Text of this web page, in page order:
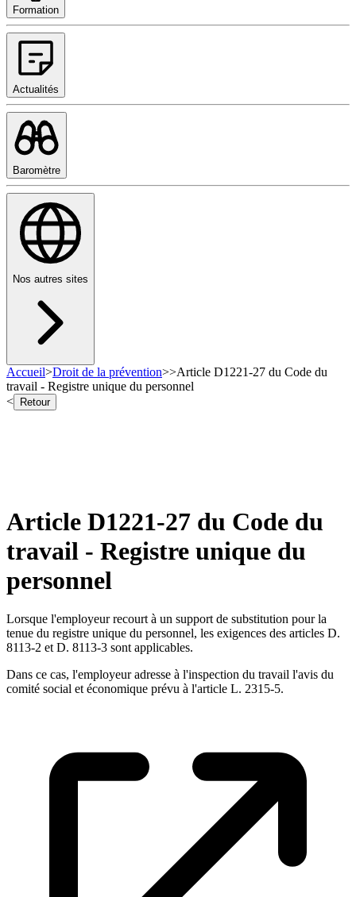
Formation
Actualités
Baromètre
Nos autres sites
Accueil>Droit de la prévention>>Article D1221-27 du Code du
travail - Registre unique du personnel
<
Retour
Article D1221-27 du Code du
travail - Registre unique du
personnel
Lorsque l'employeur recourt à un support de substitution pour la
tenue du registre unique du personnel, les exigences des articles D.
8113-2 et D. 8113-3 sont applicables.
Dans ce cas, l'employeur adresse à l'inspection du travail l'avis du
comité social et économique prévu à l'article L. 2315-5.